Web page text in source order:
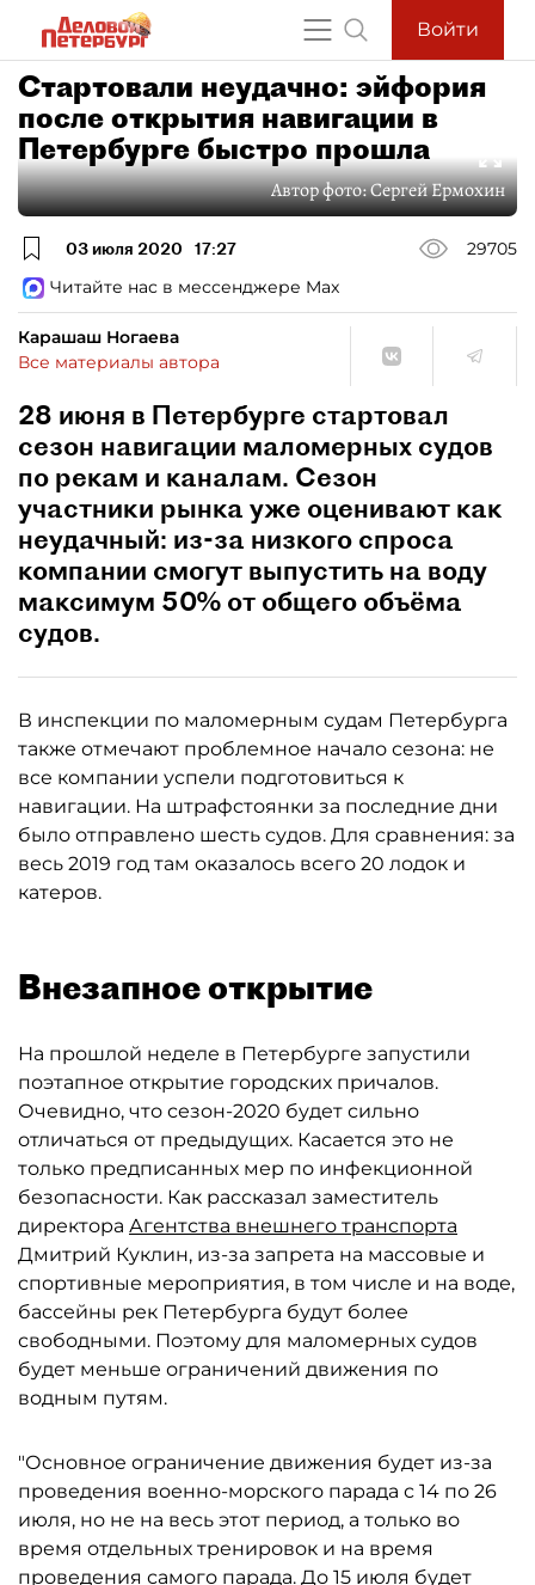
Войти
Стартовали неудачно: эйфория
после открытия навигации в
Петербурге быстро прошла
Автор фото:Сергей Ермохин
03 июля 2020 17:27
29705
Читайте нас в мессенджере Max
Карашаш Ногаева
Все материалы автора
28 июня в Петербурге стартовал
сезон навигации маломерных судов
по рекам и каналам. Сезон
участники рынка уже оценивают как
неудачный: из-за низкого спроса
компании смогут выпустить на воду
максимум 50% от общего объёма
судов.
В инспекции по маломерным судам Петербурга
также отмечают проблемное начало сезона: не
все компании успели подготовиться к
навигации. На штрафстоянки за последние дни
было отправлено шесть судов. Для сравнения: за
весь 2019 год там оказалось всего 20 лодок и
катеров.
Внезапное открытие
На прошлой неделе в Петербурге запустили
поэтапное открытие городских причалов.
Очевидно, что сезон-2020 будет сильно
отличаться от предыдущих. Касается это не
только предписанных мер по инфекционной
безопасности. Как рассказал заместитель
директора Агентства внешнего транспорта
Дмитрий Куклин, из-за запрета на массовые и
спортивные мероприятия, в том числе и на воде,
бассейны рек Петербурга будут более
свободными. Поэтому для маломерных судов
будет меньше ограничений движения по
водным путям.
"Основное ограничение движения будет из-за
проведения военно-морского парада с 14 по 26
июля, но не на весь этот период, а только во
время отдельных тренировок и на время
проведения самого парада. До 15 июля будет